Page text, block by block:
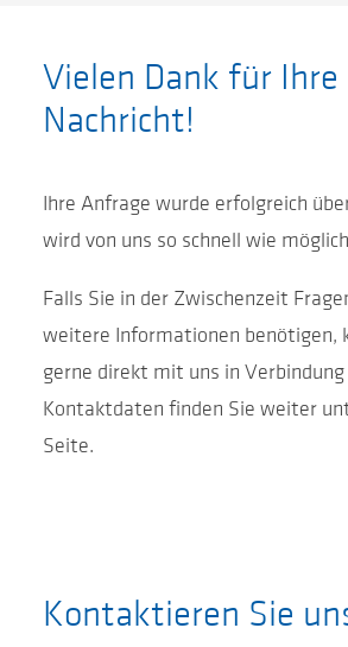
Vielen Dank für Ihre
Nachricht!
Ihre Anfrage wurde erfolgreich
wird von uns so schnell wie
Falls Sie in der Zwischenzeit
weitere Informationen benötigen,
gerne direkt mit uns in
Kontaktdaten finden Sie weiter
Seite.
Kontaktieren Sie